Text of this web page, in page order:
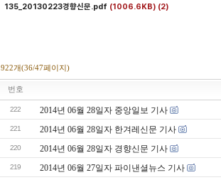
135_20130223경향신문.pdf (1006.6KB) (2)
922개(36/47페이지)
번호
222 2014년 06월 28일자 중앙일보 기사
221 2014년 06월 28일자 한겨레신문 기사
220 2014년 06월 28일자 경향신문 기사
219 2014년 06월 27일자 파이낸셜뉴스 기사